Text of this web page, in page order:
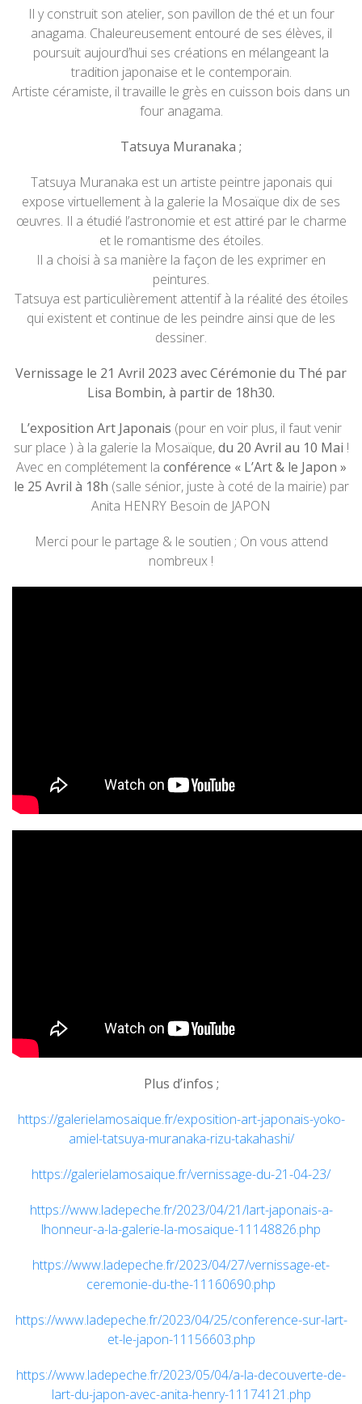
Il y construit son atelier, son pavillon de thé et un four
anagama. Chaleureusement entouré de ses élèves, il
poursuit aujourd’hui ses créations en mélangeant la
tradition japonaise et le contemporain.
Artiste céramiste, il travaille le grès en cuisson bois dans un
four anagama.
Tatsuya Muranaka ;
Tatsuya Muranaka est un artiste peintre japonais qui
expose virtuellement à la galerie la Mosaïque dix de ses
œuvres. Il a étudié l’astronomie et est attiré par le charme
et le romantisme des étoiles.
Il a choisi à sa manière la façon de les exprimer en
peintures.
Tatsuya est particulièrement attentif à la réalité des étoiles
qui existent et continue de les peindre ainsi que de les
dessiner.
Vernissage le 21 Avril 2023 avec Cérémonie du Thé par
Lisa Bombin, à partir de 18h30.
L’exposition Art Japonais (pour en voir plus, il faut venir
sur place ) à la galerie la Mosaïque,du 20 Avril au 10 Mai !
Avec en complétement la conférence « L’Art & le Japon »
le 25 Avril à 18h (salle sénior, juste à coté de la mairie) par
Anita HENRY Besoin de JAPON
Merci pour le partage & le soutien ; On vous attend
nombreux !
Plus d’infos ;
https://galerielamosaique.fr/exposition-art-japonais-yoko-
amiel-tatsuya-muranaka-rizu-takahashi/
https://galerielamosaique.fr/vernissage-du-21-04-23/
https://www.ladepeche.fr/2023/04/21/lart-japonais-a-
lhonneur-a-la-galerie-la-mosaique-11148826.php
https://www.ladepeche.fr/2023/04/27/vernissage-et-
ceremonie-du-the-11160690.php
https://www.ladepeche.fr/2023/04/25/conference-sur-lart-
et-le-japon-11156603.php
https://www.ladepeche.fr/2023/05/04/a-la-decouverte-de-
lart-du-japon-avec-anita-henry-11174121.php